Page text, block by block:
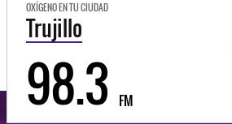
OXÍGENO EN TU CIUDAD
Trujillo
98.3 FM